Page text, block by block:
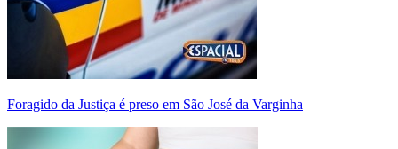
Foragido da Justiça é preso em São José da Varginha